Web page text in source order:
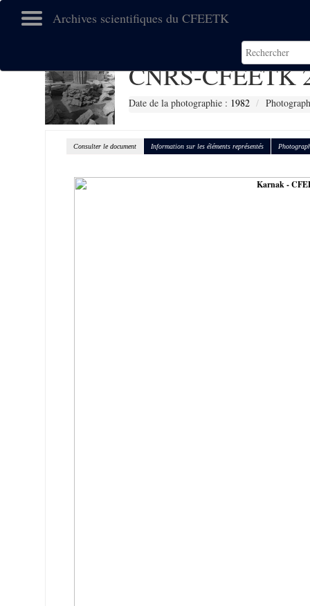
Archives scientifiques du CFEETK
CNRS-CFEETK
Date de la photographie : 1982
Consulter le document Information sur les éléments représentés